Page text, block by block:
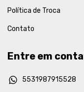
Política de Troca
Contato
Entre em
5531987915528